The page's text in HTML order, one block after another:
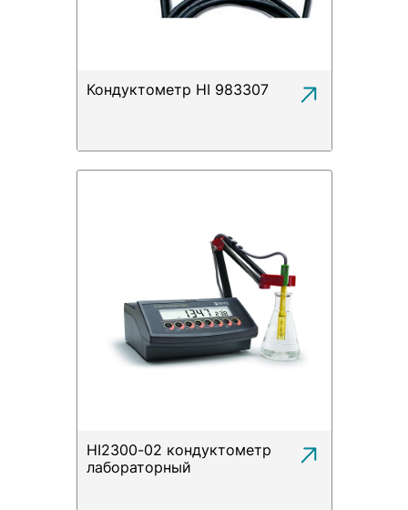
Кондуктометр HI 983307
HI2300-02 кондуктометр
лабораторный